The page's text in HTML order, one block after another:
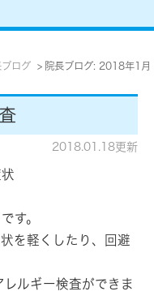
ブログ 院長ブログ: 2018年1月
2018.01.18更新
す。
を軽くしたり、回避
ルギー検査ができま